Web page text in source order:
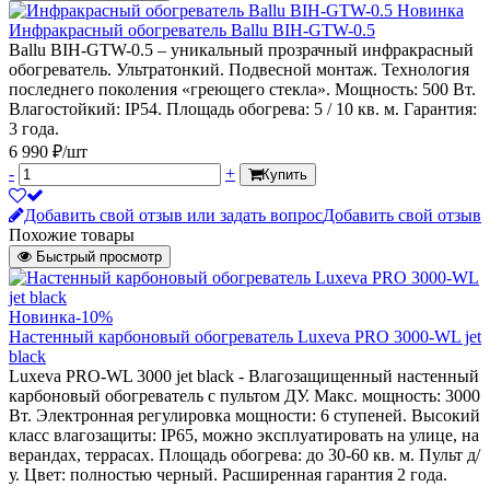
Новинка
Инфракрасный обогреватель Ballu BIH-GTW-0.5
Ballu BIH-GTW-0.5 – уникальный прозрачный инфракрасный
обогреватель. Ультратонкий. Подвесной монтаж. Технология
последнего поколения «греющего стекла». Мощность: 500 Вт.
Влагостойкий: IP54. Площадь обогрева: 5 / 10 кв. м. Гарантия:
3 года.
6 990 ₽/шт
-
+ Купить
Добавить свой отзыв или задать вопросДобавить свой отзыв
Похожие товары
Быстрый просмотр
Новинка-10%
Настенный карбоновый обогреватель Luxeva PRO 3000-WL jet
black
Luxeva PRO-WL 3000 jet black - Влагозащищенный настенный
карбоновый обогреватель c пультом ДУ. Макс. мощность: 3000
Вт. Электронная регулировка мощности: 6 ступеней. Высокий
класс влагозащиты: IP65, можно эксплуатировать на улице, на
верандах, террасах. Площадь обогрева: до 30-60 кв. м. Пульт д/
у. Цвет: полностью черный. Расширенная гарантия 2 года.